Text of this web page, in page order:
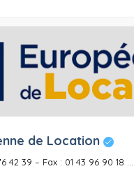
de Location
42 39 – Fax : 01 43 96 90 18 ...